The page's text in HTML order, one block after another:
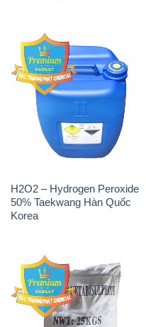
H2O2 – Hydrogen Peroxide
50% Taekwang Hàn Quốc
Korea